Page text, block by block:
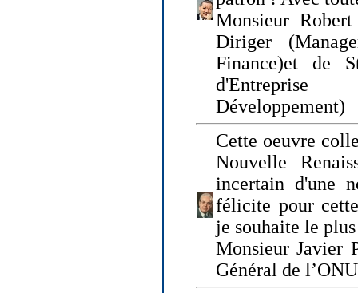
Monsieur
Diriger
Finance)et de
Développement)
Cette oeuvre
Nouvelle
incertain d'une
félicite pour
je souhaite le
Monsieur Javier
Général de